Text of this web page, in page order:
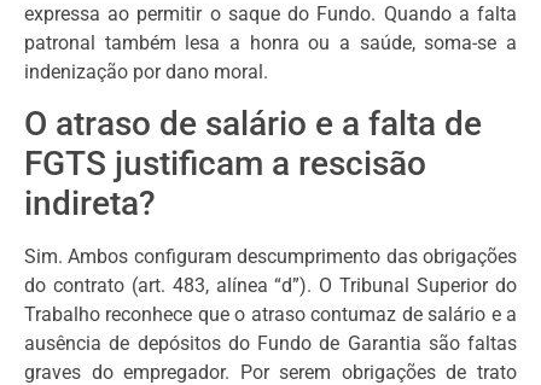
expressa ao permitir o saque do Fundo. Quando a falta
patronal também lesa a honra ou a saúde, soma-se a
indenização por dano moral.
O atraso de salário e a falta de
FGTS justificam a rescisão
indireta?
Sim. Ambos configuram descumprimento das obrigações
do contrato (art. 483, alínea “d”). O Tribunal Superior do
Trabalho reconhece que o atraso contumaz de salário e a
ausência de depósitos do Fundo de Garantia são faltas
graves do empregador. Por serem obrigações de trato